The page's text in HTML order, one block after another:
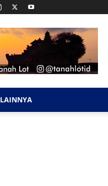
LAINNYA